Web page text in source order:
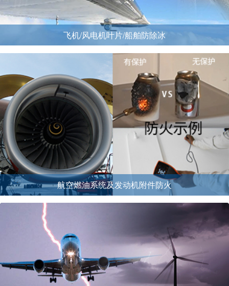
飞机/风电机叶片/船舶防除冰
航空燃油系统及发动机附件防火